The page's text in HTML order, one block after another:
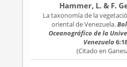
Hammer, L. & F.
La taxonomía de la
oriental de Venezuela.
Oceanográfico de la
Venezuela
(Citado en